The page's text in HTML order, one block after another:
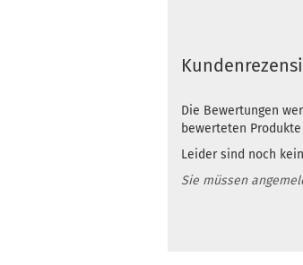
Die Bewertungen
bewerteten
Leider sind noch
Sie müssen